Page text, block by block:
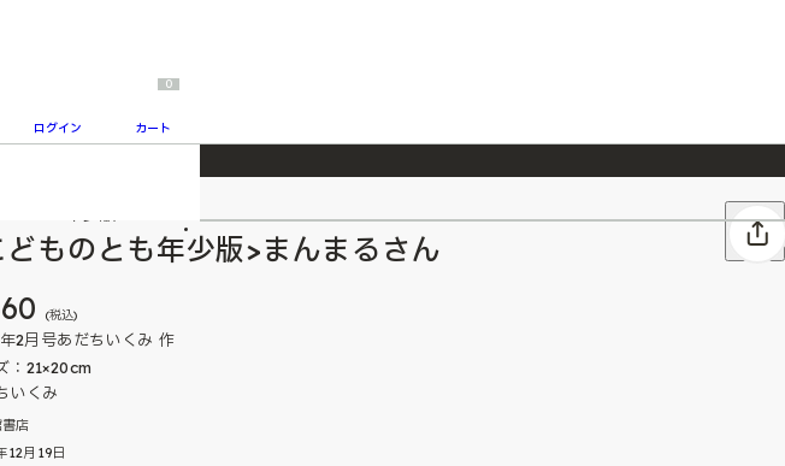
2026/7/23 『ONE PIECE magazine 021 ONE PIECEカード付き同梱版』発売延期のご案内
ログイン
0
カート
どものとも年少版>まんまるさん
(税込)
2月号あだちいくみ 作
：21×20cm
いくみ
店
12月19日